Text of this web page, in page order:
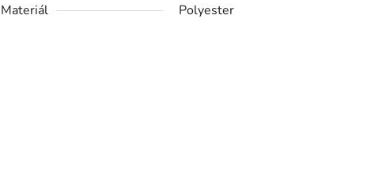
Materiál
Polyester